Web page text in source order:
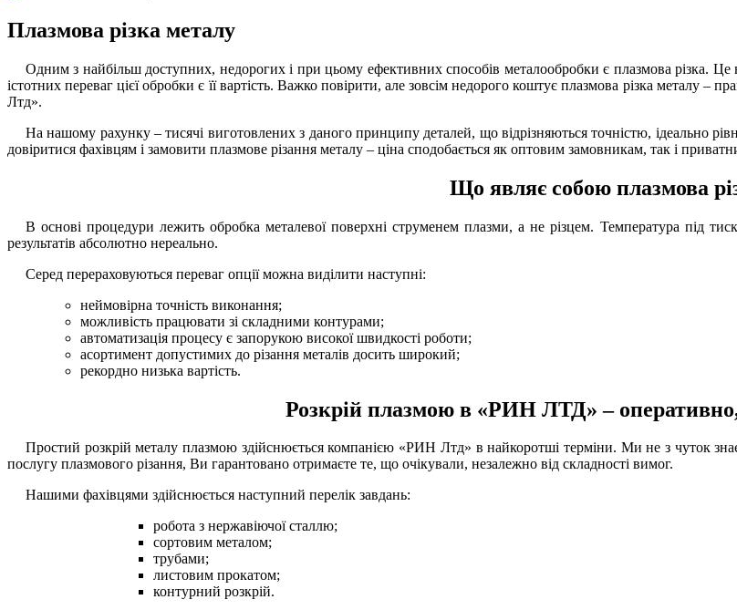
Плазмова різка металу
Одним з найбільш доступних, недорогих і при цьому ефективних способів металообробки є плазмова різка.
істотних переваг цієї обробки є її вартість. Важко повірити, але зовсім недорого коштуєплазмова різка металу –
Лтд».
На нашому рахунку – тисячі виготовлених з даного принципу деталей, що відрізняються точністю, ідеально
довіритися фахівцям і замовити плазмове різання металу – ціна сподобається як оптовим замовникам, так і
Що являє собою плазмова
В основі процедури лежить обробка металевої поверхні струменем плазми, а не різцем. Температура під
результатів абсолютно нереально.
Серед перераховуються переваг опції можна виділити наступні:
неймовірна точність виконання;
можливість працювати зі складними контурами;
автоматизація процесу є запорукою високої швидкості роботи;
асортимент допустимих до різання металів досить широкий;
рекордно низька вартість.
Розкрій плазмою в «РИН ЛТД» –
Простий розкрій металу плазмою здійснюється компанією «РИН Лтд» в найкоротші терміни. Ми не з чуток
послугу плазмового різання, Ви гарантовано отримаєте те, що очікували, незалежно від складності вимог.
Нашими фахівцями здійснюється наступний перелік завдань:
робота з нержавіючої сталлю;
сортовим металом;
трубами;
листовим прокатом;
контурний розкрій.